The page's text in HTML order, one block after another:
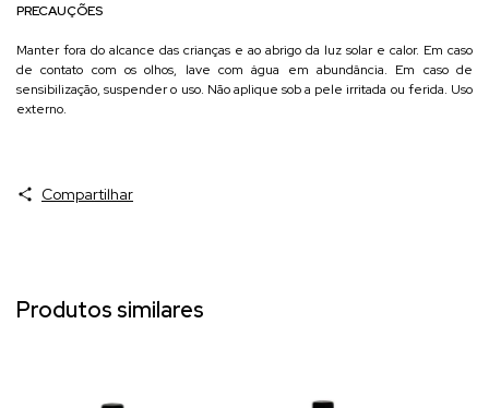
PRECAUÇÕES
Manter fora do alcance das crianças e ao abrigo da luz solar e calor. Em caso
de contato com os olhos, lave com água em abundância. Em caso de
sensibilização, suspender o uso. Não aplique sob a pele irritada ou ferida. Uso
externo.
Compartilhar
Produtos similares